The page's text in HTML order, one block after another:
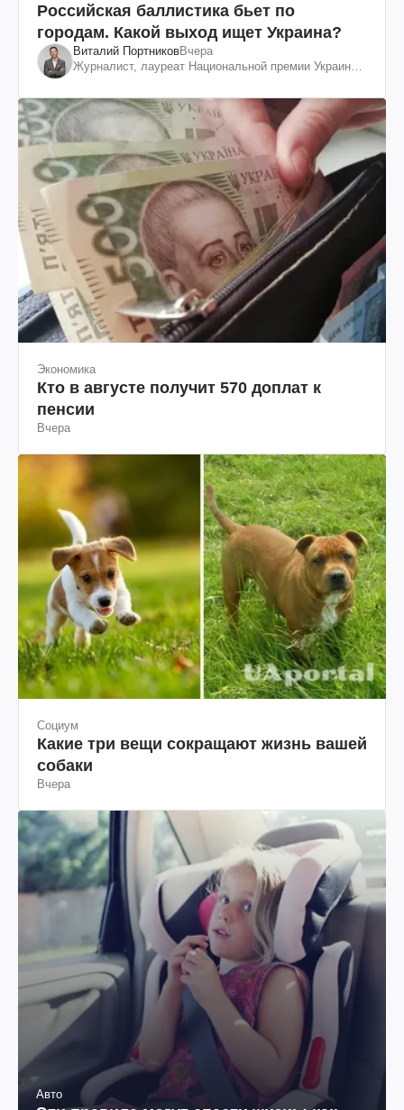
Российская баллистика бьет по
городам. Какой выход ищет Украина?
Виталий ПортниковВчера
Журналист, лауреат Национальной премии Украины
Экономика
Кто в августе получит 570 доплат к
пенсии
Вчера
Социум
Какие три вещи сокращают жизнь вашей
собаки
Вчера
Авто